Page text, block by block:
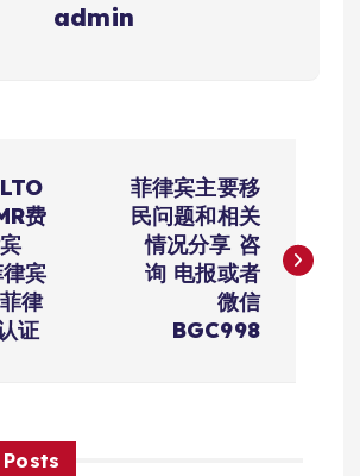
admin
费
宾
律
证
菲律宾主要移
民问题和相关
情况分享 咨
询 电报或者
微信
BGC998